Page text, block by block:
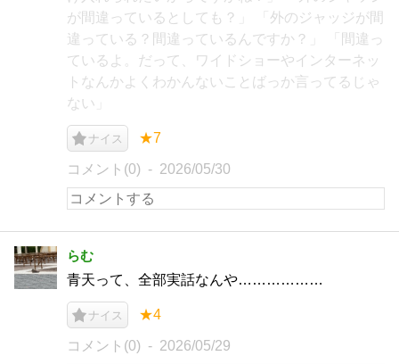
が間違っているとしても？」 「外のジャッジが間
違っている？間違っているんですか？」 「間違っ
ているよ。だって、ワイドショーやインターネッ
トなんかよくわかんないことばっか言ってるじゃ
ない」
ナイス ★7
コメント(0) 2026/05/30
らむ
青天って、全部実話なんや………………
ナイス ★4
コメント(0) 2026/05/29